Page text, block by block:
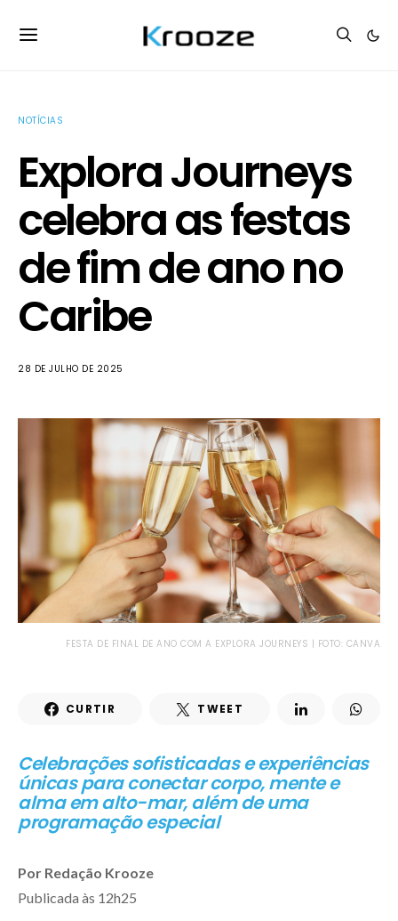
NOTÍCIAS
Explora Journeys
celebra as festas
de fim de ano no
Caribe
28 DE JULHO DE 2025
FESTA DE FINAL DE ANO COM A EXPLORA JOURNEYS | FOTO: CANVA
CURTIR TWEET
Celebrações sofisticadas e experiências
únicas para conectar corpo, mente e
alma em alto-mar, além de uma
programação especial
Por Redação Krooze
Publicada às 12h25